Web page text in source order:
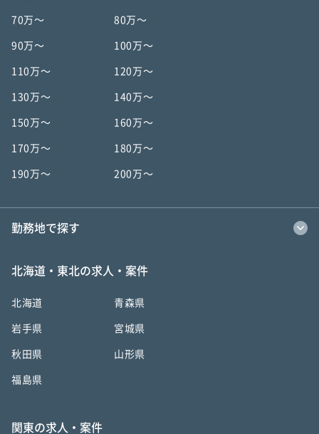
70万〜 80万〜
90万〜 100万〜
110万〜 120万〜
130万〜 140万〜
150万〜 160万〜
170万〜 180万〜
190万〜 200万〜
勤務地で探す
北海道・東北の求人・案件
北海道 青森県
岩手県 宮城県
秋田県 山形県
福島県
関東の求人・案件